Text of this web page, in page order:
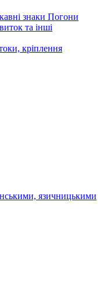
знаки Погони
та інші
кріплення
язичницькими